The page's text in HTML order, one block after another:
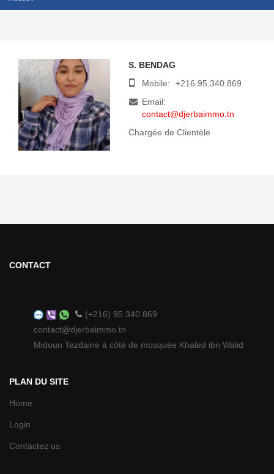
S. BENDAG
Mobile:
+216.95.340.869
Email:
contact@djerbaimmo.tn
Chargée de Clientèle
CONTACT
(+216) 95 340 869
contact@djerbaimmo.tn
Midoun Tezdaine à côté de mosquée Khaled ibn Walid
PLAN DU SITE
Home
Login
Contactez us